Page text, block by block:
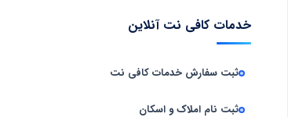
خدمات کافی نت آنلاین
ثبت سفارش خدمات کافی‌ نت
ثبت نام املاک و اسکان